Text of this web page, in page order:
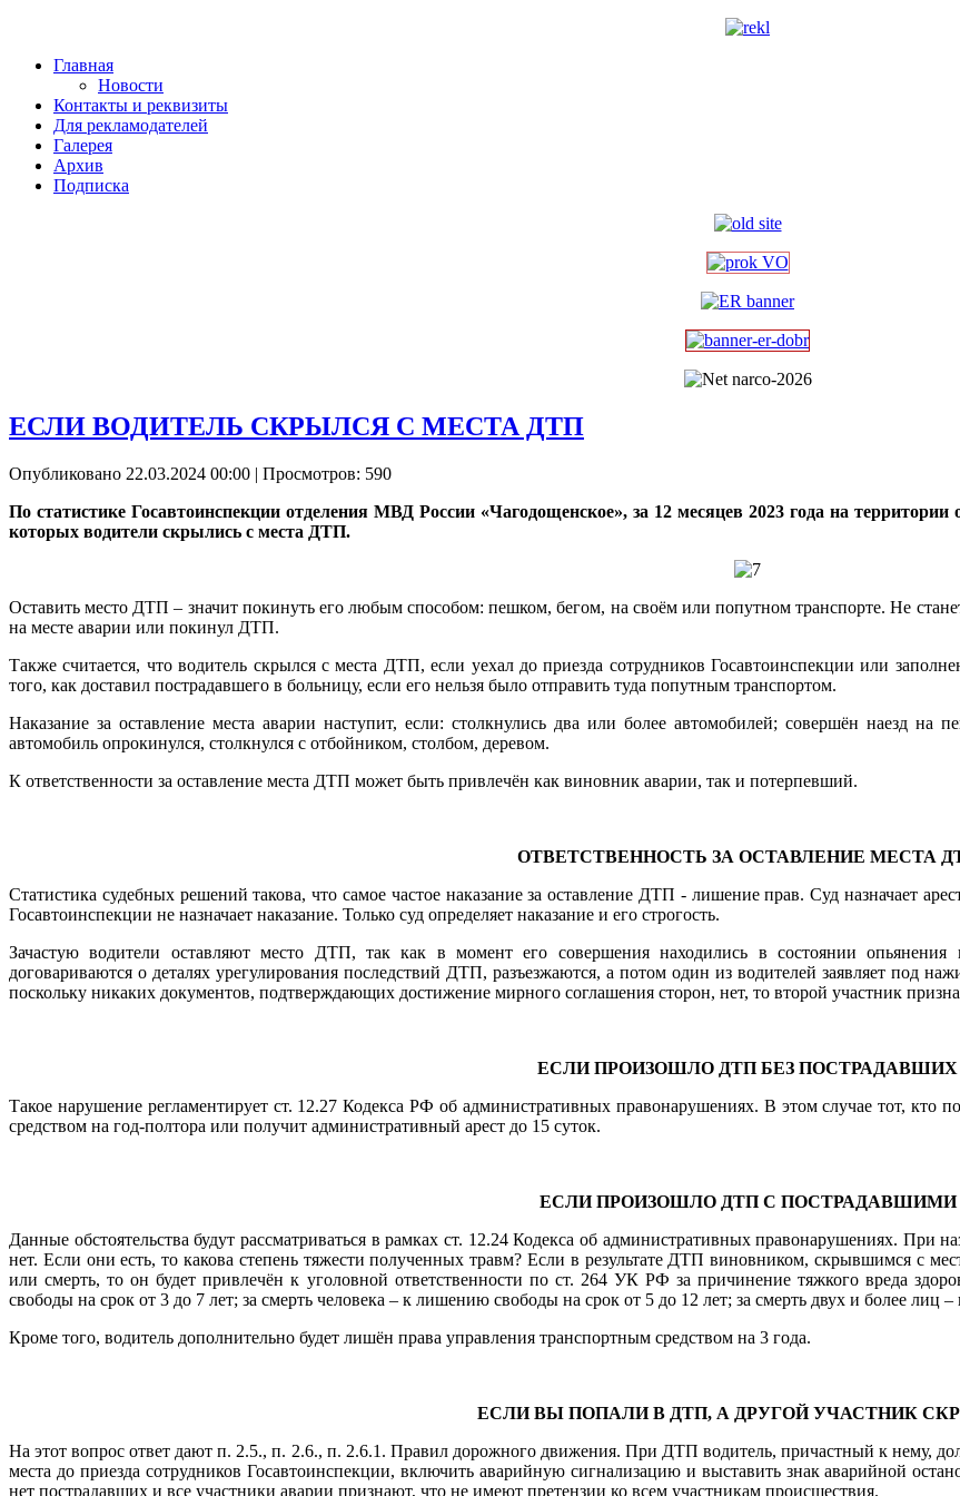
Главная
Новости
Контакты и реквизиты
Для рекламодателей
Галерея
Архив
Подписка
ЕСЛИ ВОДИТЕЛЬ СКРЫЛСЯ С МЕСТА ДТП
Опубликовано 22.03.2024 00:00 | Просмотров: 590
По статистике Госавтоинспекции отделения МВД России «Чагодощенское», за 12 месяцев 2023 года на
которых водители скрылись с места ДТП.
Оставить место ДТП – значит покинуть его любым способом: пешком, бегом, на своём или попутном транспорте. Не
на месте аварии или покинул ДТП.
Также считается, что водитель скрылся с места ДТП, если уехал до приезда сотрудников Госавтоинспекции или
того, как доставил пострадавшего в больницу, если его нельзя было отправить туда попутным транспортом.
Наказание за оставление места аварии наступит, если: столкнулись два или более автомобилей; совершён наезд на
автомобиль опрокинулся, столкнулся с отбойником, столбом, деревом.
К ответственности за оставление места ДТП может быть привлечён как виновник аварии, так и потерпевший.
ОТВЕТСТВЕННОСТЬ ЗА ОСТАВЛЕНИЕ МЕСТА
Статистика судебных решений такова, что самое частое наказание за оставление ДТП - лишение прав. Суд назначает
Госавтоинспекции не назначает наказание. Только суд определяет наказание и его строгость.
Зачастую водители оставляют место ДТП, так как в момент его совершения находились в состоянии
договариваются о деталях урегулирования последствий ДТП, разъезжаются, а потом один из водителей заявляет
поскольку никаких документов, подтверждающих достижение мирного соглашения сторон, нет, то второй участник
ЕСЛИ ПРОИЗОШЛО ДТП БЕЗ ПОСТРАДАВШИХ
Такое нарушение регламентирует ст. 12.27 Кодекса РФ об административных правонарушениях. В этом случае тот,
средством на год-полтора или получит административный арест до 15 суток.
ЕСЛИ ПРОИЗОШЛО ДТП С ПОСТРАДАВШИМИ
Данные обстоятельства будут рассматриваться в рамках ст. 12.24 Кодекса об административных правонарушениях. При
нет. Если они есть, то какова степень тяжести полученных травм? Если в результате ДТП виновником, скрывшимся с
или смерть, то он будет привлечён к уголовной ответственности по ст. 264 УК РФ за причинение тяжкого вреда
свободы на срок от 3 до 7 лет; за смерть человека – к лишению свободы на срок от 5 до 12 лет; за смерть двух и более лиц
Кроме того, водитель дополнительно будет лишён права управления транспортным средством на 3 года.
ЕСЛИ ВЫ ПОПАЛИ В ДТП, А ДРУГОЙ УЧАСТНИК
На этот вопрос ответ дают п. 2.5., п. 2.6., п. 2.6.1. Правил дорожного движения. При ДТП водитель, причастный к нему,
места до приезда сотрудников Госавтоинспекции, включить аварийную сигнализацию и выставить знак аварийной
нет пострадавших и все участники аварии признают, что не имеют претензии ко всем участникам происшествия.